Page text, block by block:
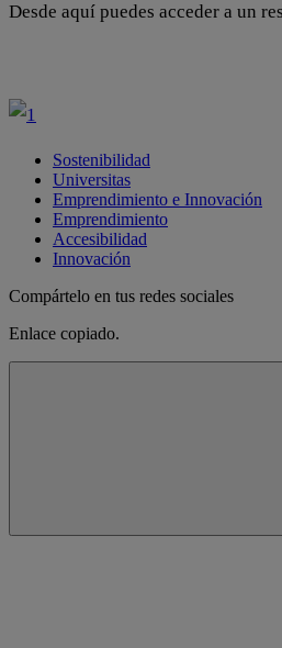
Desde aquí puedes acceder a un
Sostenibilidad
Universitas
Emprendimiento e Innovación
Emprendimiento
Accesibilidad
Innovación
Compártelo en tus redes sociales
Enlace copiado.